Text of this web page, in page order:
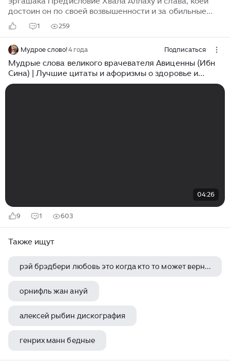
достоин он по своей возвышенности и за обильные
свои милости! Да почтет благословение его и привет
на господине нашему и пророку Мухаммед صلى الله
1 259
Мудрое слово!4 года Подписаться
Мудрые слова великого врачевателя Авиценны (Ибн
Сина) | Лучшие цитаты и афоризмы о здоровье и
жизни
04:26
9 1 603
Также ищут
рэй брэдбери любовь это когда кто то может вернуть человеку самого себя
орнифль жан ануй
алексей рыбин дискография
генрих манн бедные